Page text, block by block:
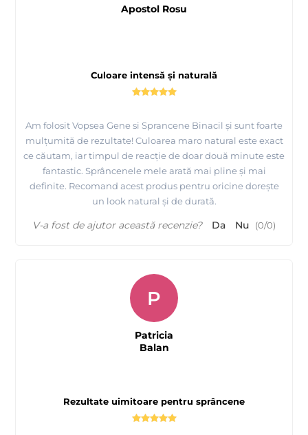
Culoare intensă și naturală
Am folosit Vopsea Gene si Sprancene Binacil și sunt foarte
mulțumită de rezultate! Culoarea maro natural este exact
ce căutam, iar timpul de reacție de doar două minute este
fantastic. Sprâncenele mele arată mai pline și mai
definite. Recomand acest produs pentru oricine dorește
un look natural și de durată.
Apostol Rosu
V-a fost de ajutor această recenzie? Da Nu (0/0)
Rezultate uimitoare pentru sprâncene
P
Patricia
Balan